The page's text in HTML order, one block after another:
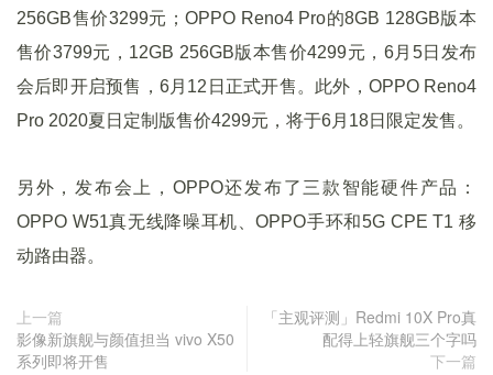
256GB售价3299元；OPPO Reno4 Pro的8GB 128GB版本
售价3799元，12GB 256GB版本售价4299元，6月5日发布
会后即开启预售，6月12日正式开售。此外，OPPO Reno4
Pro 2020夏日定制版售价4299元，将于6月18日限定发售。
另外，发布会上，OPPO还发布了三款智能硬件产品：
OPPO W51真无线降噪耳机、OPPO手环和5G CPE T1 移
动路由器。
上一篇
影像新旗舰与颜值担当 vivo X50
系列即将开售
「主观评测」Redmi 10X Pro真
配得上轻旗舰三个字吗
下一篇